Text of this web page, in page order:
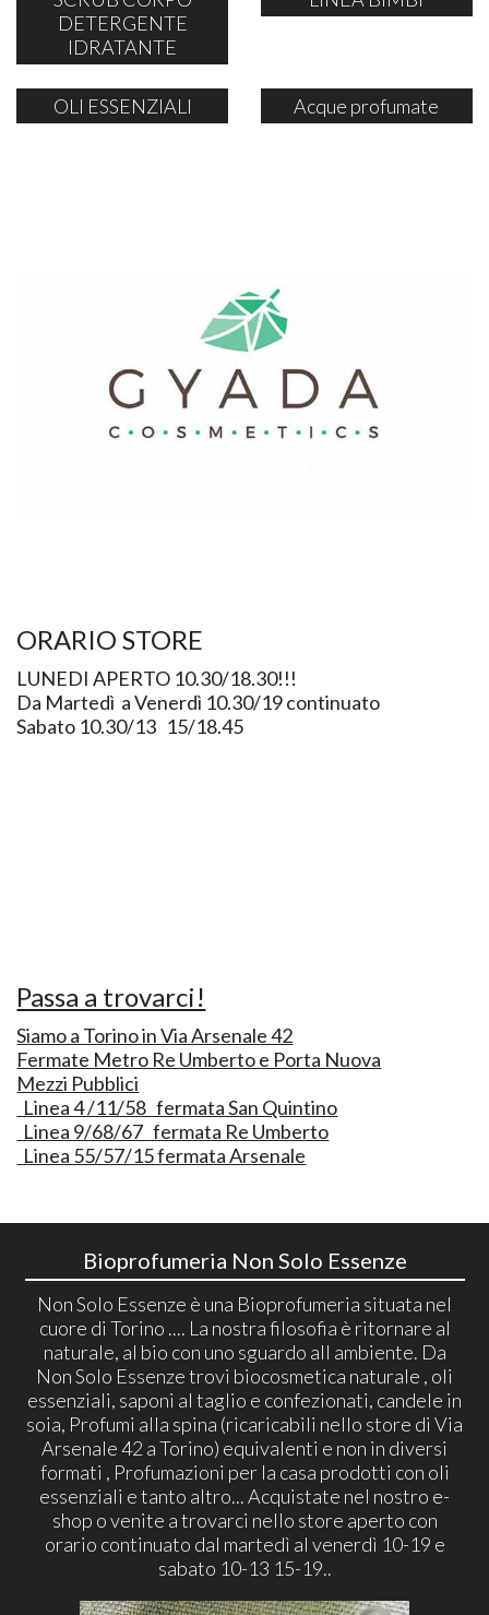
DETERGENTE
IDRATANTE
OLI ESSENZIALI Acque profumate
ORARIO STORE
LUNEDI APERTO 10.30/18.30!!!
Da Martedì a Venerdì 10.30/19 continuato
Sabato 10.30/13 15/18.45
Passa a trovarci!
Siamo a Torino in Via Arsenale 42
Fermate Metro Re Umberto e Porta Nuova
Mezzi Pubblici
Linea 4 /11/58 fermata San Quintino
Linea 9/68/67 fermata Re Umberto
Linea 55/57/15 fermata Arsenale
Bioprofumeria Non Solo Essenze
Non Solo Essenze è una Bioprofumeria situata nel
cuore di Torino .... La nostra filosofia è ritornare al
naturale, al bio con uno sguardo all ambiente. Da
Non Solo Essenze trovi biocosmetica naturale , oli
essenziali, saponi al taglio e confezionati, candele in
soia, Profumi alla spina (ricaricabili nello store di Via
Arsenale 42 a Torino) equivalenti e non in diversi
formati , Profumazioni per la casa prodotti con oli
essenziali e tanto altro... Acquistate nel nostro e-
shop o venite a trovarci nello store aperto con
orario continuato dal martedì al venerdì 10-19 e
sabato 10-13 15-19..